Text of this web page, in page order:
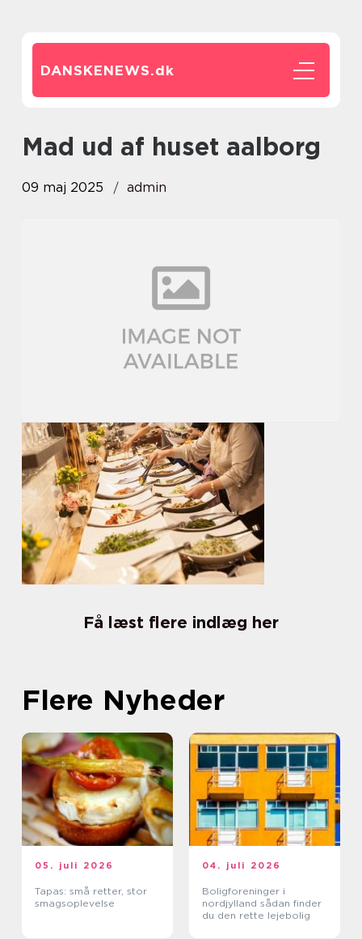
DANSKENEWS.dk
mad ud af huset aalborg
09 maj 2025 admin
Få læst flere indlæg her
Flere Nyheder
05. juli 2026
Tapas: små retter, stor
smagsoplevelse
04. juli 2026
Boligforeninger i
nordjylland sådan finder
du den rette lejebolig